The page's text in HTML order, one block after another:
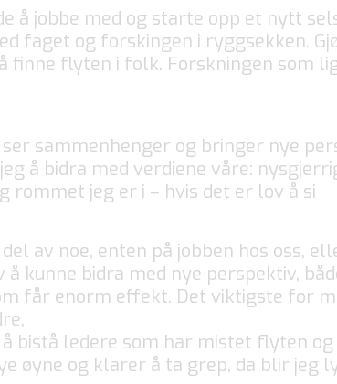
å jobbe med og starte opp et nytt
faget og forskingen i ryggsekken.
finne flyten i folk. Forskningen som
sammenhenger og bringer nye
å bidra med verdiene våre:
jeg er i – hvis det er lov å si
av noe, enten på jobben hos oss,
kunne bidra med nye perspektiv,
får enorm effekt. Det viktigste for
bistå ledere som har mistet flyten
øyne og klarer å ta grep, da blir jeg